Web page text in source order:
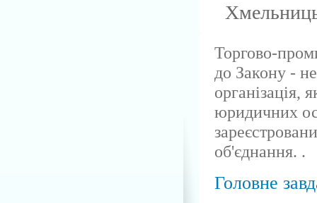
Торгово-
до Закону -
організація,
юридичних
об'єднання. .
Головне